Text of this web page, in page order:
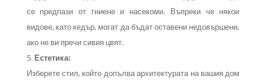
се предпази от гниене и насекоми. Въпреки че някои
видове, като кедър, могат да бъдат оставени недовършени,
ако не ви пречи сивия цвят.
Естетика:
Изберете стил, който допълва архитектурата на вашия дом